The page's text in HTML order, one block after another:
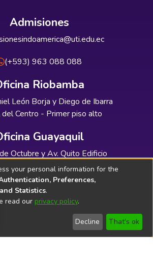
Admisiones
(+593) 963 088 088
Riobamba
León Borja y Diego de Ibarra
Centro - Primer piso alto
Guayaquil
Octubre y Av. Quito Edificio
- Planta baja
Técnico Bibliolatino.com
your personal information for the
Preferences,
Statistics.
read our privacy policy.
Decline That's ok